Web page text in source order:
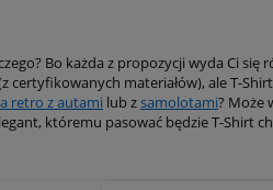
Bo każda z propozycji wyda Ci się
certyfikowanych materiałów), ale T-
retro z autami lub zsamolotami? Może
któremu pasować będzie T-Shirt